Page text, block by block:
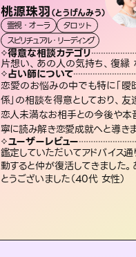
桃源珠羽（とうげんみう）
霊視・オーラ
タロット
スピリチュアル・リーディング
得意な相談カテゴリ
片想い、あの人の気持ち、復縁
占い師について
恋愛のお悩みの中でも特に「曖
係」の相談を得意としており、
恋人未満なお相手との今後や本
寧に読み解き恋愛成就へと導きま
ユーザーレビュー
鑑定していただいてアドバイス
動すると仲が復活してきました
とうございました（40代 女性）
彗望（すいぼう）
霊視・オーラ 透視
スピリチュアル・リーディング
得意な相談カテゴリ
片想い、あの人の気持ち、復
占い師について
3,700年以上の歴史を持つ東
占術「易占」で詳細まで占い
かう道筋を示します。厳しい
体的な対策をお伝えします。
ユーザーレビュー
複雑な背景もしっかり聞いて
いただけました。気持ちが楽に
た（50代 女性）
未来視師＊花
霊視・オーラ
スピリチュアル・リーディング
得意な相談カテゴリ
出逢い、片想い、復縁
占い師について
未来には何パターンもの
ます。不安で視えにくくな
たの素敵な未来を見つけ
選択できるようアドバイス
ユーザーレビュー
職場の人の性質や人間関係
本当によく視えていてびっく
打てて前向きになれます（
おう 霊感オラ
霊視・オーラ
オラクルカード
得意な相談カテゴリ
恋愛総合、あの人の気
占い師について
霊視×オラクルカードを使って「今」と「未来」そして「気になるあの人の気持ち」まで丁寧に読み解き、恋や人生のヒントを優しく
ユーザーレビュー
不安な気持ちが嘘みた
た…！よく視えていらっし
感じました（40代 女性）
セラピスト理恵
霊視・オーラ
スピリチュアル・リーディ
得意な相談カテゴ
片想い、二人の未来
占い師について
連絡再開、復縁、成就
多数。セラピストとし
験があるからこそでき
い未来をサポートしま
ユーザーレビュー
とても心温まる鑑定でし
らは何も言っていないの
しゃるんだなと驚きです（
アイリス -iris-
西洋占星術 タロッ
ルーン
得意な相談カテ
恋愛総合、片想い、
占い師について
復縁、恋愛、不倫の
思い、仕事関係や借
いことや心の負担に
紐解き、背中をそっと押
ユーザーレビュー
安心感のあり、言い切っ
さない鑑定のおかげで
持ちを整えられます（